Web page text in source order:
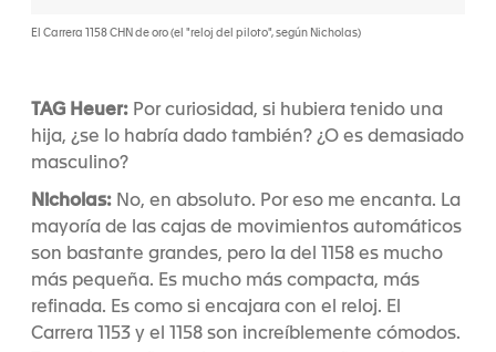
El Carrera 1158 CHN de oro (el "reloj del piloto", según Nicholas)
TAG Heuer: Por curiosidad, si hubiera tenido una
hija, ¿se lo habría dado también? ¿O es demasiado
masculino?
Nicholas: No, en absoluto. Por eso me encanta. La
mayoría de las cajas de movimientos automáticos
son bastante grandes, pero la del 1158 es mucho
más pequeña. Es mucho más compacta, más
refinada. Es como si encajara con el reloj. El
Carrera 1153 y el 1158 son increíblemente cómodos.